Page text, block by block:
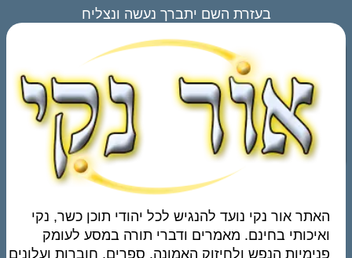
בעזרת השם יתברך נעשה ונצליח
האתר אור נקי נועד להנגיש לכל יהודי תוכן כשר, נקי
ואיכותי בחינם. מאמרים ודברי תורה במסע לעומק
פנימיות הנפש ולחיזוק האמונה. ספרים, חוברות ועלונים